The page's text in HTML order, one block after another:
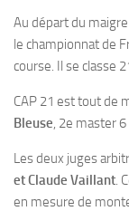
Au départ du
le championnat de
course. Il se classe
CAP 21 est tout de
Bleuse, 2e master 6
Les deux juges
et Claude Vaillant.
en mesure de